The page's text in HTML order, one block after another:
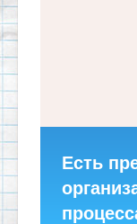
Есть